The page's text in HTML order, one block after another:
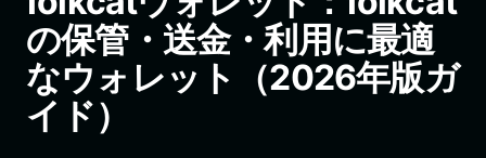
ภาษาไทย
हिन्दी
Español
Português (Brasil)
の保管・送金・利用に最適
なウォレット（2026年版ガ
イド）